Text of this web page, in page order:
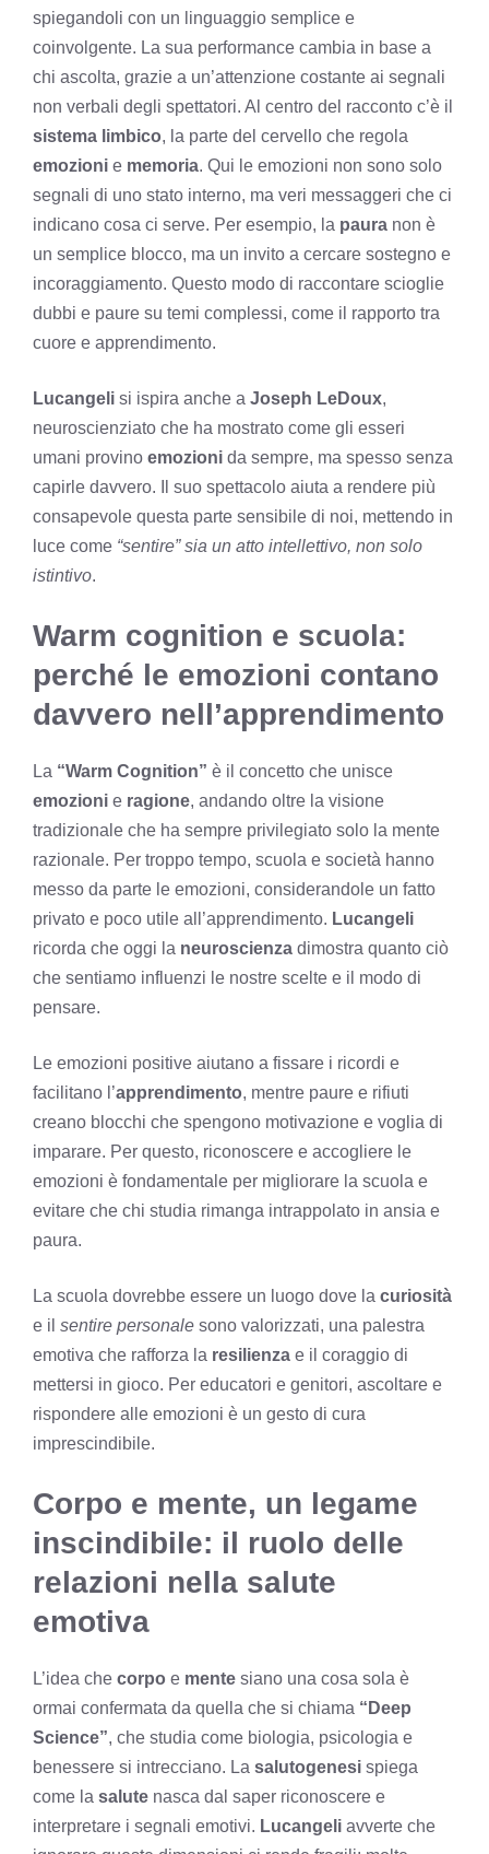
spiegandoli con un linguaggio semplice e
coinvolgente. La sua performance cambia in base a
chi ascolta, grazie a un’attenzione costante ai segnali
non verbali degli spettatori. Al centro del racconto c’è il
sistema limbico, la parte del cervello che regola
emozioni e memoria. Qui le emozioni non sono solo
segnali di uno stato interno, ma veri messaggeri che ci
indicano cosa ci serve. Per esempio, la paura non è
un semplice blocco, ma un invito a cercare sostegno e
incoraggiamento. Questo modo di raccontare scioglie
dubbi e paure su temi complessi, come il rapporto tra
cuore e apprendimento.
Lucangeli si ispira anche a Joseph LeDoux,
neuroscienziato che ha mostrato come gli esseri
umani provino emozioni da sempre, ma spesso senza
capirle davvero. Il suo spettacolo aiuta a rendere più
consapevole questa parte sensibile di noi, mettendo in
luce come “sentire” sia un atto intellettivo, non solo
istintivo.
Warm cognition e scuola:
perché le emozioni contano
davvero nell’apprendimento
La “Warm Cognition” è il concetto che unisce
emozioni e ragione, andando oltre la visione
tradizionale che ha sempre privilegiato solo la mente
razionale. Per troppo tempo, scuola e società hanno
messo da parte le emozioni, considerandole un fatto
privato e poco utile all’apprendimento. Lucangeli
ricorda che oggi la neuroscienza dimostra quanto ciò
che sentiamo influenzi le nostre scelte e il modo di
pensare.
Le emozioni positive aiutano a fissare i ricordi e
facilitano l’apprendimento, mentre paure e rifiuti
creano blocchi che spengono motivazione e voglia di
imparare. Per questo, riconoscere e accogliere le
emozioni è fondamentale per migliorare la scuola e
evitare che chi studia rimanga intrappolato in ansia e
paura.
La scuola dovrebbe essere un luogo dove la curiosità
e il sentire personale sono valorizzati, una palestra
emotiva che rafforza la resilienza e il coraggio di
mettersi in gioco. Per educatori e genitori, ascoltare e
rispondere alle emozioni è un gesto di cura
imprescindibile.
Corpo e mente, un legame
inscindibile: il ruolo delle
relazioni nella salute
emotiva
L’idea che corpo e mente siano una cosa sola è
ormai confermata da quella che si chiama “Deep
Science”, che studia come biologia, psicologia e
benessere si intrecciano. La salutogenesi spiega
come la salute nasca dal saper riconoscere e
interpretare i segnali emotivi. Lucangeli avverte che